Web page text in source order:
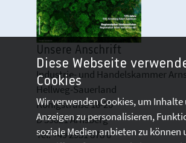
Unsere Anschrift
Industrie- und Handelskammer
Hellweg-Sauerland
Königstraße 18-20
D 59821 Arnsberg
Tel: +49 2931 878 0
Diese Webseite
Cookies
Wir verwenden Cookies, um Inhalte
Anzeigen zu personalisieren,
soziale Medien anbieten zu können